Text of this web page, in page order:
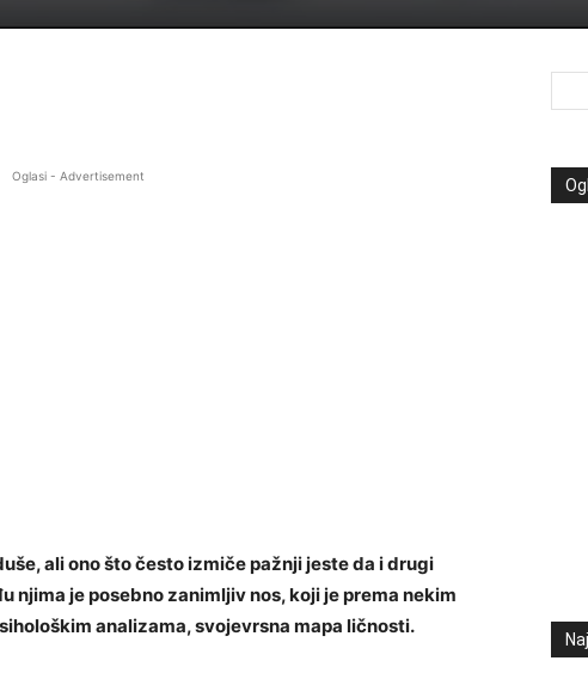
Oglasi - Advertisement
ali ono što često izmiče pažnji jeste da i drugi
njima je posebno zanimljiv nos, koji je prema nekim
analizama, svojevrsna mapa ličnosti.